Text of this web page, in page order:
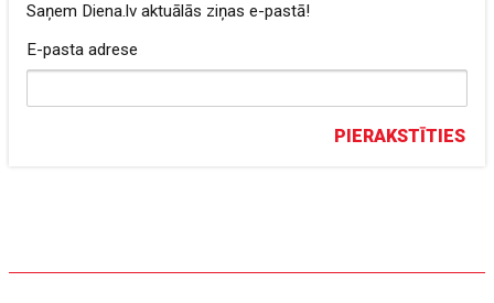
Saņem Diena.lv aktuālās ziņas e-pastā!
E-pasta adrese
PIERAKSTĪTIES